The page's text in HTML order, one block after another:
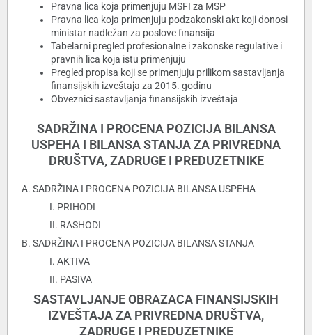
Pravna lica koja primenjuju MSFI za MSP
Pravna lica koja primenjuju podzakonski akt koji donosi
ministar nadležan za poslove finansija
Tabelarni pregled profesionalne i zakonske regulative i
pravnih lica koja istu primenjuju
Pregled propisa koji se primenjuju prilikom sastavljanja
finansijskih izveštaja za 2015. godinu
Obveznici sastavljanja finansijskih izveštaja
SADRŽINA I PROCENA POZICIJA BILANSA
USPEHA I BILANSA STANJA ZA PRIVREDNA
DRUŠTVA, ZADRUGE I PREDUZETNIKE
A. SADRŽINA I PROCENA POZICIJA BILANSA USPEHA
I. PRIHODI
II. RASHODI
B. SADRŽINA I PROCENA POZICIJA BILANSA STANJA
I. AKTIVA
II. PASIVA
SASTAVLJANJE OBRAZACA FINANSIJSKIH
IZVEŠTAJA ZA PRIVREDNA DRUŠTVA,
ZADRUGE I PREDUZETNIKE